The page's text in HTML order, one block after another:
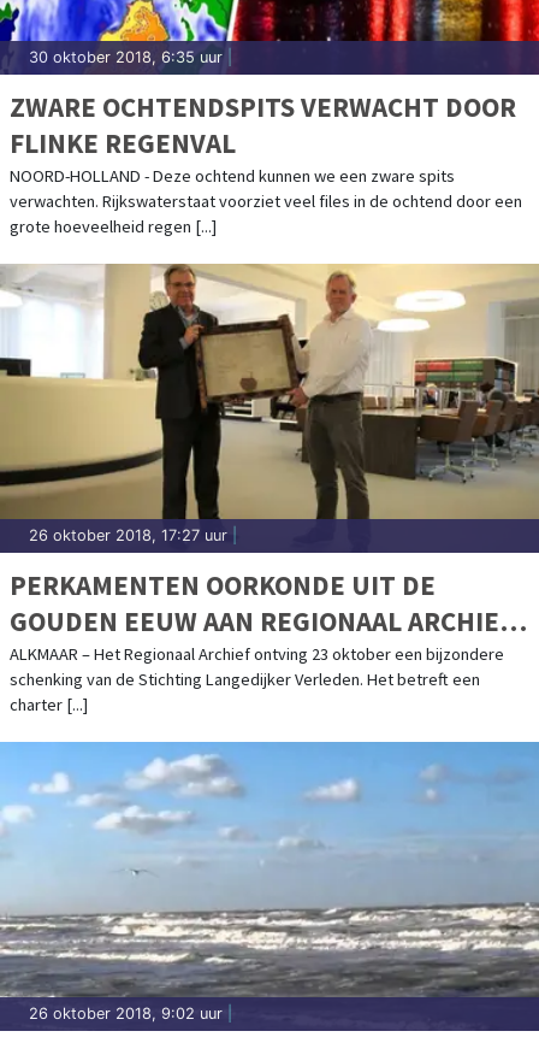
30 oktober 2018, 6:35 uur
ZWARE OCHTENDSPITS VERWACHT DOOR
FLINKE REGENVAL
NOORD-HOLLAND - Deze ochtend kunnen we een zware spits
verwachten. Rijkswaterstaat voorziet veel files in de ochtend door een
grote hoeveelheid regen [...]
26 oktober 2018, 17:27 uur
PERKAMENTEN OORKONDE UIT DE
GOUDEN EEUW AAN REGIONAAL ARCHIEF
GESCHONKEN
ALKMAAR – Het Regionaal Archief ontving 23 oktober een bijzondere
schenking van de Stichting Langedijker Verleden. Het betreft een
charter [...]
26 oktober 2018, 9:02 uur